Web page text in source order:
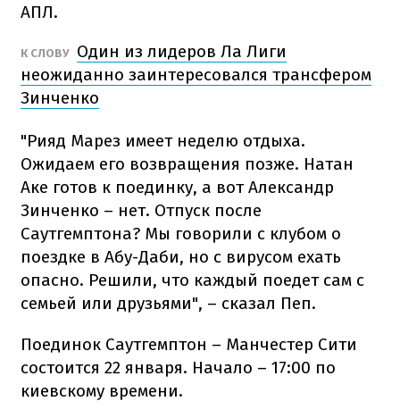
АПЛ.
К СЛОВУ Один из лидеров Ла Лиги
неожиданно заинтересовался трансфером
Зинченко
"Рияд Марез имеет неделю отдыха.
Ожидаем его возвращения позже. Натан
Аке готов к поединку, а вот Александр
Зинченко – нет. Отпуск после
Саутгемптона? Мы говорили с клубом о
поездке в Абу-Даби, но с вирусом ехать
опасно. Решили, что каждый поедет сам с
семьей или друзьями", – сказал Пеп.
Поединок Саутгемптон – Манчестер Сити
состоится 22 января. Начало – 17:00 по
киевскому времени.